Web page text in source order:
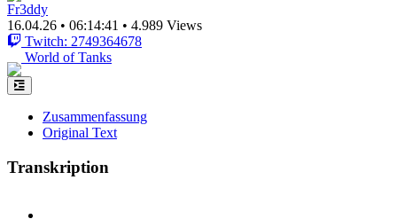
Fr3ddy
16.04.26 • 06:14:41 • 4.989 Views
Twitch: 2749364678
World of Tanks
Zusammenfassung
Original Text
Transkription